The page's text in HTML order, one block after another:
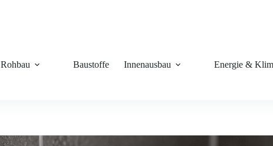
Rohbau Baustoffe Innenausbau Energie &